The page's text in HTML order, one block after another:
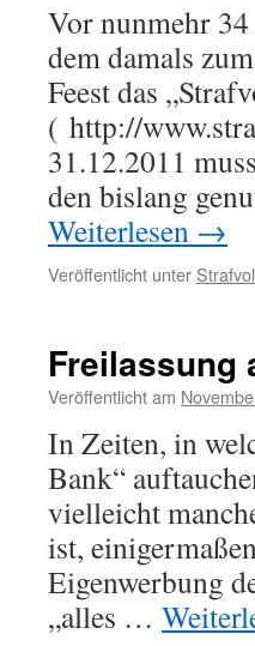
Vor nunmehr
dem damals
Feest das
( http://
31.12.2011
den bislang
Weiterlesen →
Veröffentlicht unter
Freilassung
Veröffentlicht am
In Zeiten, in
Bank“
vielleicht
ist,
Eigenwerbung
„alles …